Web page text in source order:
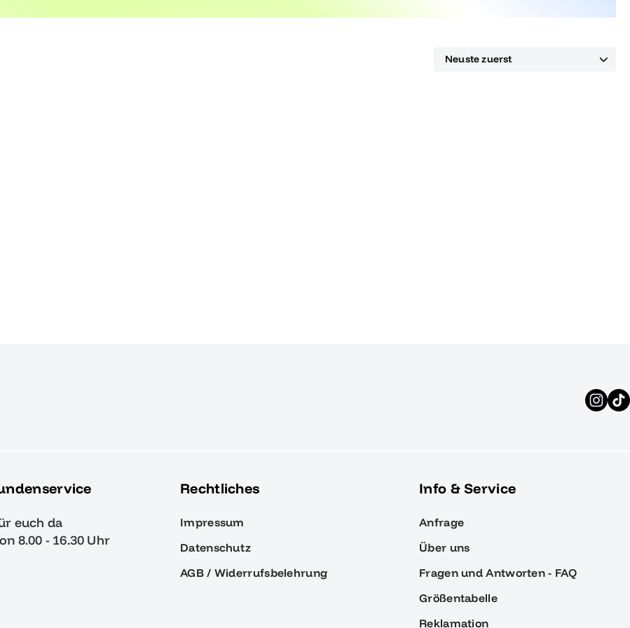
euch da
8.00 - 16.30 Uhr
Rechtliches
Impressum
Datenschutz
AGB / Widerrufsbelehrung
Info & Service
Anfrage
Über uns
Fragen und Antworten - FAQ
Größentabelle
Reklamation